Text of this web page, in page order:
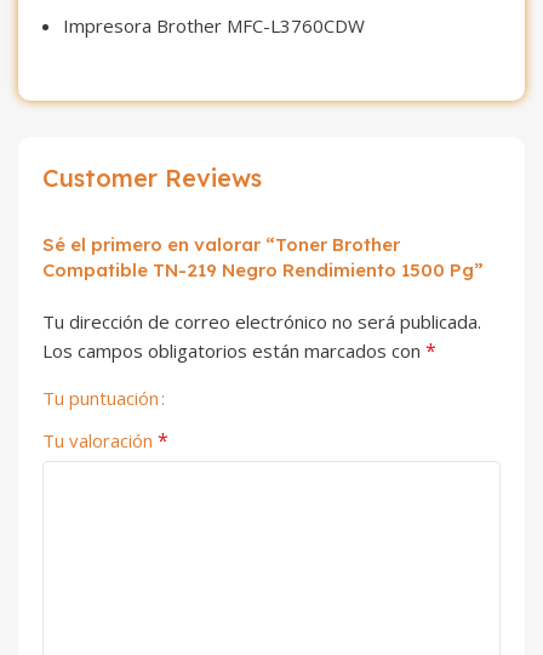
Impresora Brother MFC-L3760CDW
Customer Reviews
Sé el primero en valorar “Toner Brother
Compatible TN-219 Negro Rendimiento 1500 Pg”
Tu dirección de correo electrónico no será publicada.
Los campos obligatorios están marcados con *
Tu puntuación
Tu valoración *